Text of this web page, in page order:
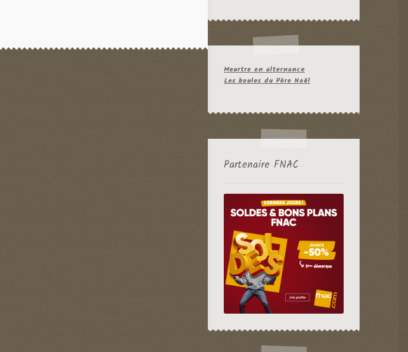
Meurtre en alternance
Les boules du Père Noël
Partenaire FNAC